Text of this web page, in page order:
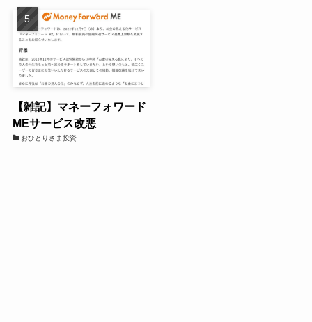
【雑記】マネーフォワード
MEサービス改悪
おひとりさま投資